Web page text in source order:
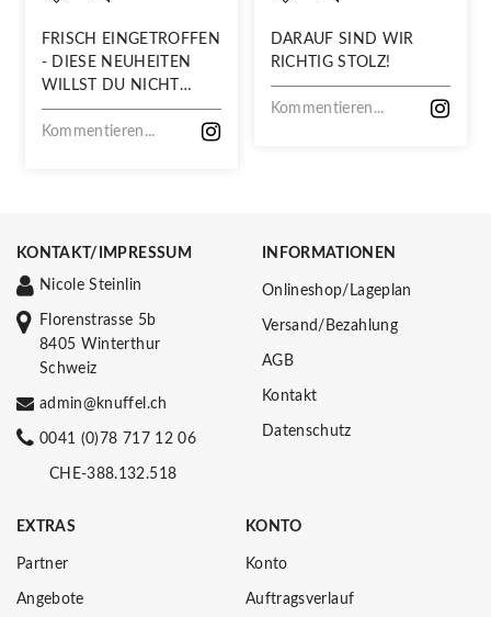
FRISCH EINGETROFFEN
- DIESE NEUHEITEN
WILLST DU NICHT
VERPASSEN!
Kommentieren...
DARAUF SIND WIR
RICHTIG STOLZ!
Kommentieren...
KONTAKT/IMPRESSUM
Nicole Steinlin
Florenstrasse 5b
8405 Winterthur
Schweiz
admin@knuffel.ch
0041 (0)78 717 12 06
CHE-388.132.518
INFORMATIONEN
Onlineshop/Lageplan
Versand/Bezahlung
AGB
Kontakt
Datenschutz
EXTRAS
Partner
Angebote
KONTO
Konto
Auftragsverlauf